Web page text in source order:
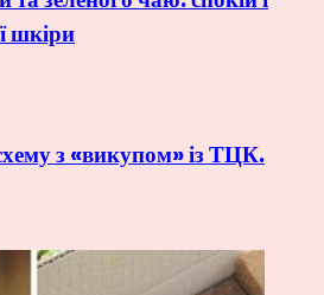
шкіри
з «викупом» із ТЦК.